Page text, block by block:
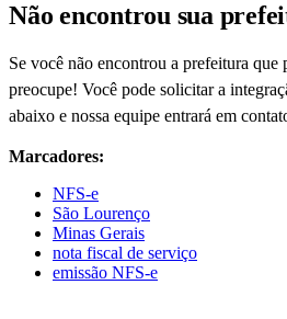
Não encontrou sua
Se você não encontrou a prefeitura que
preocupe! Você pode solicitar a
abaixo e nossa equipe entrará em
Marcadores:
NFS-e
São Lourenço
Minas Gerais
nota fiscal de serviço
emissão NFS-e